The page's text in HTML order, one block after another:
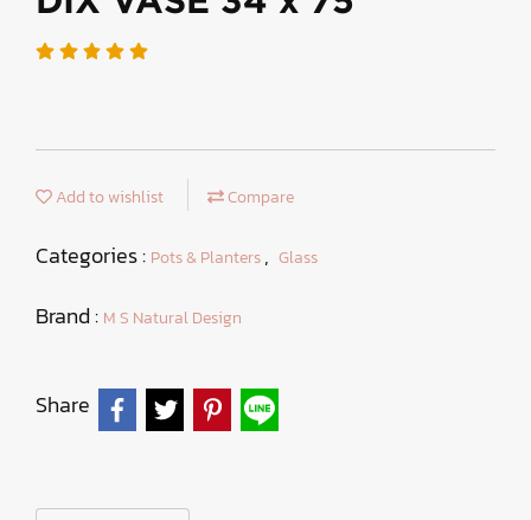
Add to wishlist Compare
Categories : Pots & Planters, Glass
Brand : M S Natural Design
Share